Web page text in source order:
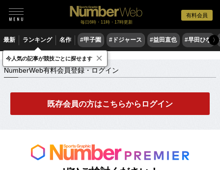
有料会員
毎日6時・11時・17時更新
最新 ランキング 名作 #甲子園 #ドジャース #益田直也 #早田ひな 〉
NumberWeb有料会員登録・ログイン
NumberWeb有料会員登録・ログイン
既存会員の方はこちらからログイン
今人気の記事が競技ごとに探せます ×